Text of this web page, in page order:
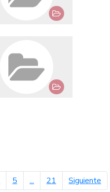
5 ... 21 Siguiente